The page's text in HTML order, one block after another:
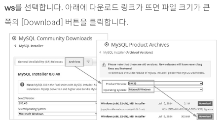
ws를 선택합니다. 아래에 다운로드 링크가 뜨면 파일 크기가 큰
쪽의 [Download] 버튼을 클릭합니다.